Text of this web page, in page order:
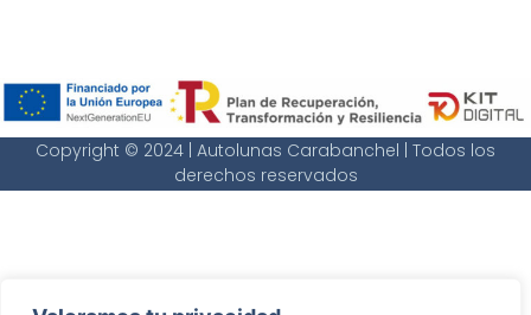
Copyright © 2024 | Autolunas Carabanchel | Todos los
derechos reservados